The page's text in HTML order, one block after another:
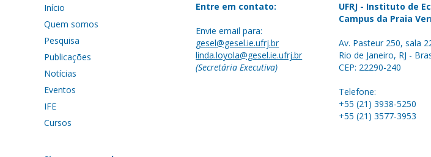
Início
Quem somos
Pesquisa
Publicações
Notícias
Eventos
IFE
Cursos
Entre em contato:
Envie email para:
gesel@gesel.ie.ufrj.br
linda.loyola@gesel.ie.ufrj.br
(Secretária Executiva)
UFRJ - Instituto de
Campus da Praia
Av. Pasteur 250, sala
Rio de Janeiro, RJ -
CEP: 22290-240
Telefone:
+55 (21) 3938-5250
+55 (21) 3577-3953